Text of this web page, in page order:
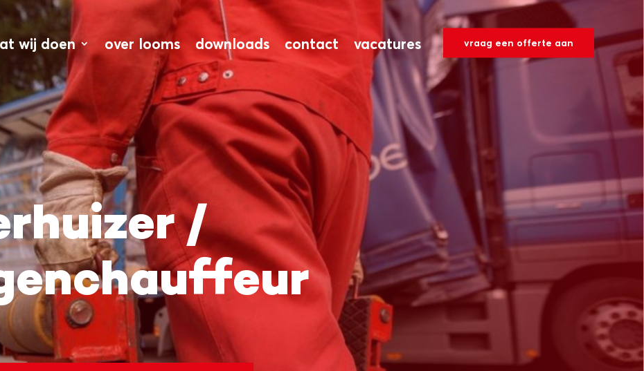
wij doen over looms downloads contact vacatures vraag een offerte aan
/